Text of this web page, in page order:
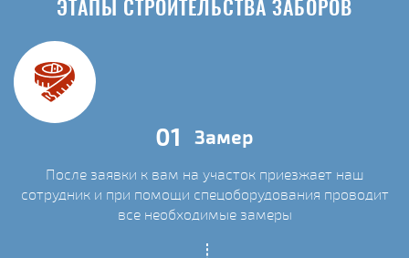
ЭТАПЫ СТРОИТЕЛЬСТВА ЗАБОРОВ
01 Замер
После заявки к вам на участок приезжает наш
сотрудник и при помощи спецоборудования проводит
все необходимые замеры